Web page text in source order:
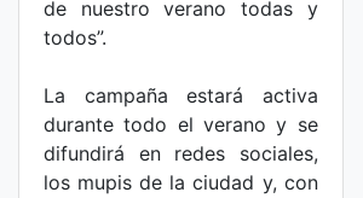
de nuestro verano todas y
todos”.
La campaña estará activa
durante todo el verano y se
difundirá en redes sociales,
los mupis de la ciudad y, con